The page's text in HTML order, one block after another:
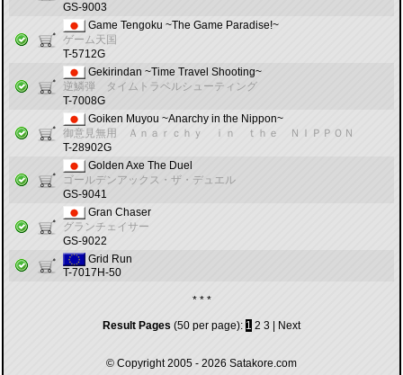
GS-9003
Game Tengoku ~The Game Paradise!~
ゲーム天国
T-5712G
Gekirindan ~Time Travel Shooting~
逆鱗弾 タイムトラベルシューティング
T-7008G
Goiken Muyou ~Anarchy in the Nippon~
御意見無用 Ａｎａｒｃｈｙ ｉｎ ｔｈｅ ＮＩＰＰＯＮ
T-28902G
Golden Axe The Duel
ゴールデンアックス・ザ・デュエル
GS-9041
Gran Chaser
グランチェイサー
GS-9022
Grid Run
T-7017H-50
* * *
Result Pages (50 per page): 1 2 3 Next
© Copyright 2005 - 2026 Satakore.com